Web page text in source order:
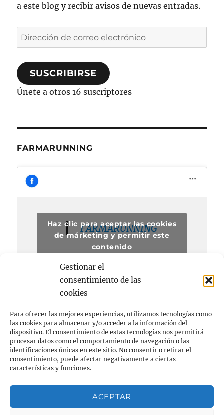
Gestionar el
consentimiento de las
cookies
Para ofrecer las mejores experiencias, utilizamos tecnologías como
las cookies para almacenar y/o acceder a la información del
dispositivo. El consentimiento de estas tecnologías nos permitirá
procesar datos como el comportamiento de navegación o las
identificaciones únicas en este sitio. No consentir o retirar el
consentimiento, puede afectar negativamente a ciertas
características y funciones.
ACEPTAR
a este blog y recibir avisos de nuevas entradas.
Dirección
de
correo
electrónico
SUSCRIBIRSE
Únete a otros 16 suscriptores
FARMARUNNING
FARMARUNNING
Haz clic para aceptar las cookies
de márketing y permitir este
contenido
Acerca de
FARMACIA